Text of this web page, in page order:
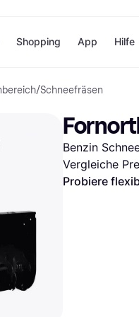
Zahlungsmethoden
Sofort bezahlen
Bezahle in 3
Teilzahlungen
Bezahle in bis zu 30
Shopping
Shops
eBay
Temu
SHEIN
App Hilfe
/Schneefräsen
Benzin
Vergleiche
Probiere